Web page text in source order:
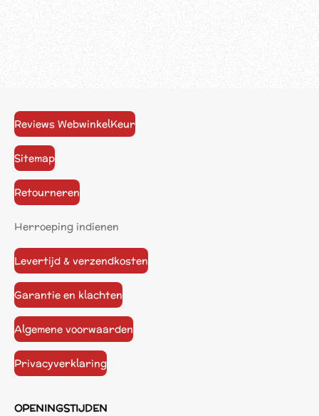
Reviews WebwinkelKeur
Sitemap
Retourneren
Herroeping indienen
Levertijd & verzendkosten
Garantie en klachten
Algemene voorwaarden
Privacyverklaring
OPENINGSTIJDEN